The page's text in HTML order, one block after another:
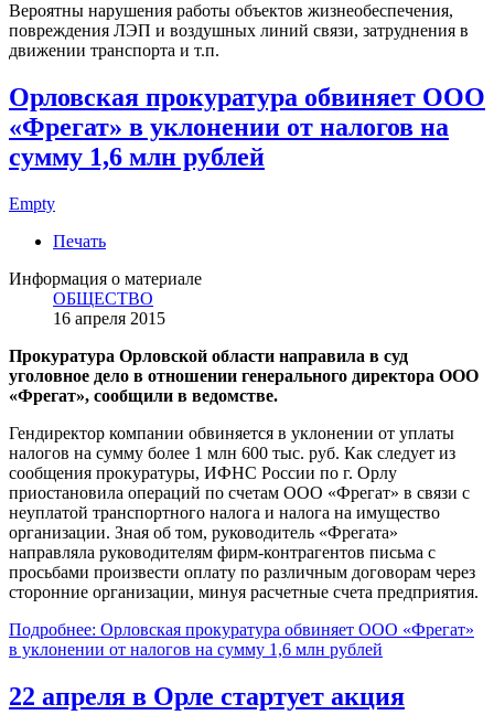
Вероятны нарушения работы объектов жизнеобеспечения,
повреждения ЛЭП и воздушных линий связи, затруднения в
движении транспорта и т.п.
Орловская прокуратура обвиняет ООО
«Фрегат» в уклонении от налогов на
сумму 1,6 млн рублей
Empty
Печать
Информация о материале
ОБЩЕСТВО
16 апреля 2015
Прокуратура Орловской области направила в суд
уголовное дело в отношении генерального директора ООО
«Фрегат», сообщили в ведомстве.
Гендиректор компании обвиняется в уклонении от уплаты
налогов на сумму более 1 млн 600 тыс. руб. Как следует из
сообщения прокуратуры, ИФНС России по г. Орлу
приостановила операций по счетам ООО «Фрегат» в связи с
неуплатой транспортного налога и налога на имущество
организации. Зная об том, руководитель «Фрегата»
направляла руководителям фирм-контрагентов письма с
просьбами произвести оплату по различным договорам через
сторонние организации, минуя расчетные счета предприятия.
Подробнее: Орловская прокуратура обвиняет ООО «Фрегат»
в уклонении от налогов на сумму 1,6 млн рублей
22 апреля в Орле стартует акция